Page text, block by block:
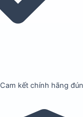
Cam kết chính hãng